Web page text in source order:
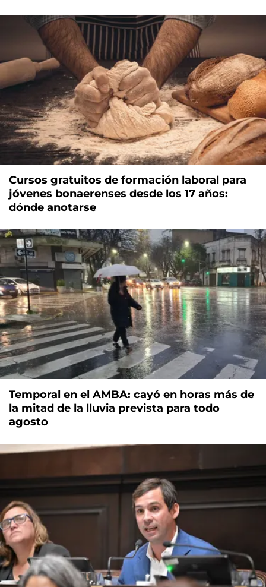
Cursos gratuitos de formación laboral para
jóvenes bonaerenses desde los 17 años:
dónde anotarse
Temporal en el AMBA: cayó en horas más de
la mitad de la lluvia prevista para todo
agosto